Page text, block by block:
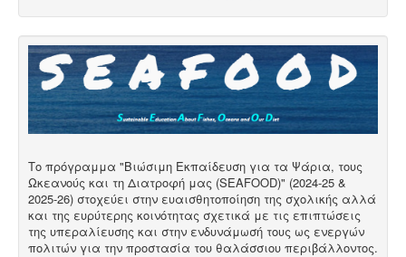
Το πρόγραμμα "Βιώσιμη Εκπαίδευση για τα Ψάρια, τους
Ωκεανούς και τη Διατροφή μας (SEAFOOD)" (2024-25 &
2025-26) στοχεύει στην ευαισθητοποίηση της σχολικής αλλά
και της ευρύτερης κοινότητας σχετικά με τις επιπτώσεις
της υπεραλίευσης και στην ενδυνάμωσή τους ως ενεργών
πολιτών για την προστασία του θαλάσσιου περιβάλλοντος.